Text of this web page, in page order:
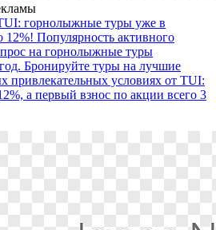
горнолыжные туры уже в
12%! Популярность активного
на горнолыжные туры
Бронируйте туры на лучшие
привлекательных условиях от TUI:
а первый взнос по акции всего 3